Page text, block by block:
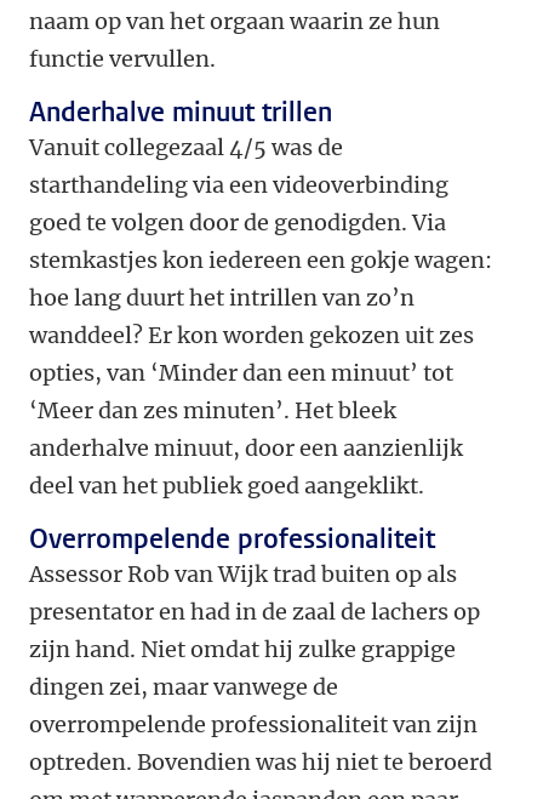
naam op van het orgaan waarin ze hun
functie vervullen.
Anderhalve minuut trillen
Vanuit collegezaal 4/5 was de
starthandeling via een videoverbinding
goed te volgen door de genodigden. Via
stemkastjes kon iedereen een gokje wagen:
hoe lang duurt het intrillen van zo’n
wanddeel? Er kon worden gekozen uit zes
opties, van ‘Minder dan een minuut’ tot
‘Meer dan zes minuten’. Het bleek
anderhalve minuut, door een aanzienlijk
deel van het publiek goed aangeklikt.
Overrompelende professionaliteit
Assessor Rob van Wijk trad buiten op als
presentator en had in de zaal de lachers op
zijn hand. Niet omdat hij zulke grappige
dingen zei, maar vanwege de
overrompelende professionaliteit van zijn
optreden. Bovendien was hij niet te beroerd